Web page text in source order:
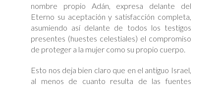
nombre propio Adán, expresa delante del
Eterno su aceptación y satisfacción completa,
asumiendo así delante de todos los testigos
presentes (huestes celestiales) el compromiso
de proteger a la mujer como su propio cuerpo.
Esto nos deja bien claro que en el antiguo Israel,
al menos de cuanto resulta de las fuentes